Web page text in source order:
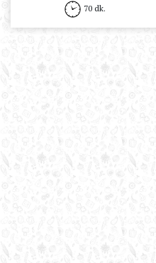
70 dk.